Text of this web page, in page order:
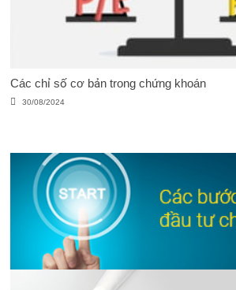
Các chỉ số cơ bản trong chứng khoán
30/08/2024